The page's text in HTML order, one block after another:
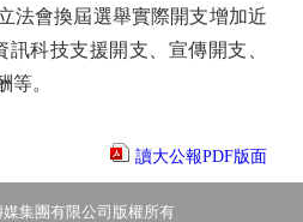
法會換屆選舉實際開支增加近
科技支援開支、宣傳開支、
等。
讀大公報PDF版面
集團有限公司版權所有